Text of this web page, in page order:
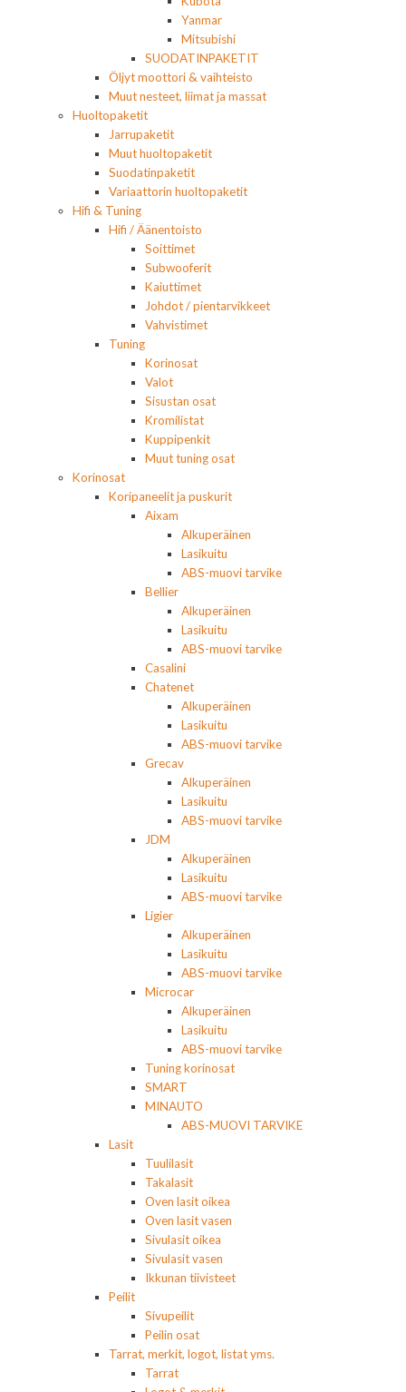
Yanmar
Mitsubishi
SUODATINPAKETIT
Öljyt moottori & vaihteisto
Muut nesteet, liimat ja massat
Huoltopaketit
Jarrupaketit
Muut huoltopaketit
Suodatinpaketit
Variaattorin huoltopaketit
Hifi & Tuning
Hifi / Äänentoisto
Soittimet
Subwooferit
Kaiuttimet
Johdot / pientarvikkeet
Vahvistimet
Tuning
Korinosat
Valot
Sisustan osat
Kromilistat
Kuppipenkit
Muut tuning osat
Korinosat
Koripaneelit ja puskurit
Aixam
Alkuperäinen
Lasikuitu
ABS-muovi tarvike
Bellier
Alkuperäinen
Lasikuitu
ABS-muovi tarvike
Casalini
Chatenet
Alkuperäinen
Lasikuitu
ABS-muovi tarvike
Grecav
Alkuperäinen
Lasikuitu
ABS-muovi tarvike
JDM
Alkuperäinen
Lasikuitu
ABS-muovi tarvike
Ligier
Alkuperäinen
Lasikuitu
ABS-muovi tarvike
Microcar
Alkuperäinen
Lasikuitu
ABS-muovi tarvike
Tuning korinosat
SMART
MINAUTO
ABS-MUOVI TARVIKE
Lasit
Tuulilasit
Takalasit
Oven lasit oikea
Oven lasit vasen
Sivulasit oikea
Sivulasit vasen
Ikkunan tiivisteet
Peilit
Sivupeilit
Peilin osat
Tarrat, merkit, logot, listat yms.
Tarrat